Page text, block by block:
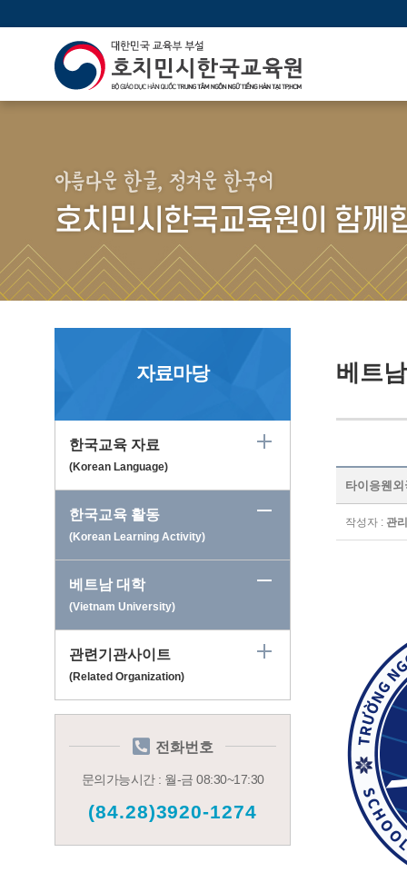
아름다운 한글, 정겨운 한국어
호치민시한국교육원이 함께
자료마당
한국교육 자료
(Korean Language)
한국교육 활동
(Korean Learning Activity)
베트남 대학
(Vietnam University)
관련기관사이트
(Related Organization)
전화번호
문의가능시간 : 월-금 08:30~17:30
(84.28)3920-1274
베트
타이응웬
작성자 : 관